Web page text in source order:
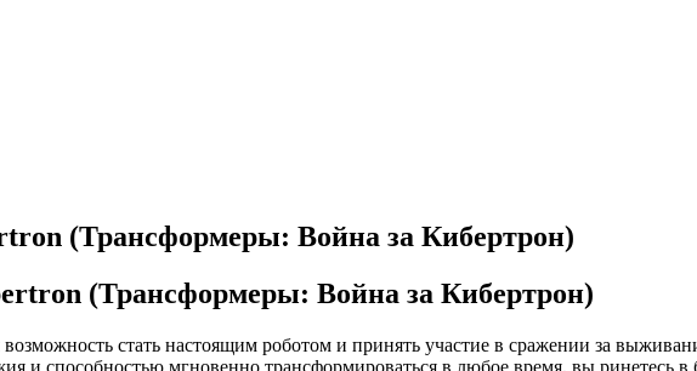
(Трансформеры: Война за Кибертрон)
возможность стать настоящим роботом и принять участие в сражении за
и способностью мгновенно трансформироваться в любое время, вы ринетесь